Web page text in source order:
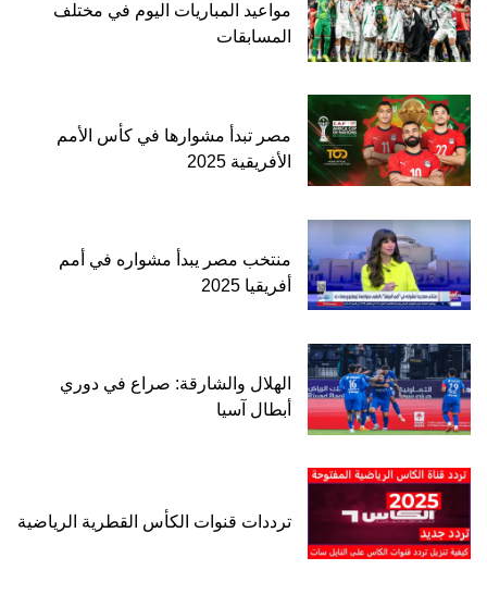
مواعيد المباريات اليوم في مختلف
المسابقات
مصر تبدأ مشوارها في كأس الأمم
الأفريقية 2025
منتخب مصر يبدأ مشواره في أمم
أفريقيا 2025
الهلال والشارقة: صراع في دوري
أبطال آسيا
ترددات قنوات الكأس القطرية الرياضية